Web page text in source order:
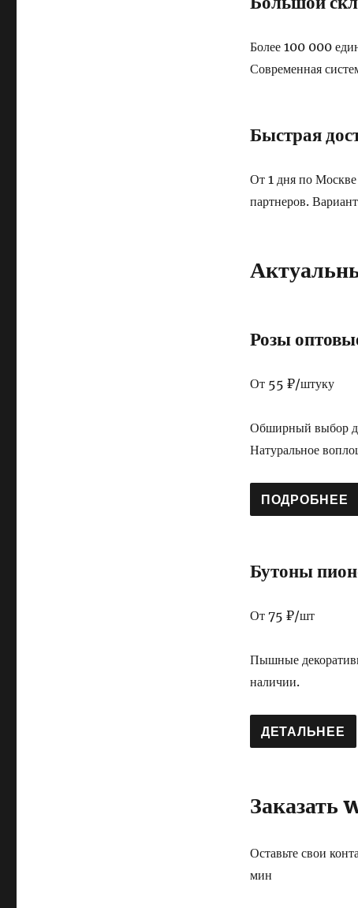
Более 100 000
Современная
Быстрая
От 1 дня по
партнеров.
Розы
От 55 ₽/штуку
Обширный выбор
Натуральное
ПОДРОБНЕЕ
Бутоны
От 75 ₽/шт
Пышные
наличии.
ДЕТАЛЬНЕЕ
Заказать
Оставьте свои
мин